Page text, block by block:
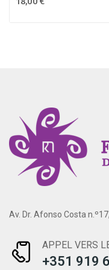
Av. Dr. Afonso Costa
APPEL VERS
+351 919